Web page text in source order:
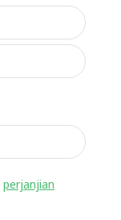
perjanjian